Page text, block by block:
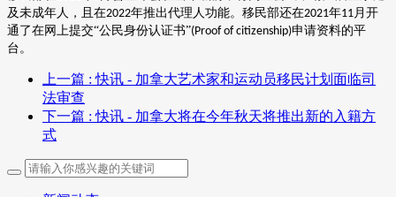
及未成年人，且在2022年推出代理人功能。移民部还在2021年11 月开
通了在网上提交“公民身份认证书”(Proof of citizenship)申请资料的平
台。
上一篇 : 快讯 - 加拿大艺术家和运动员移民计划面临司
法审查
下一篇 : 快讯 - 加拿大将在今年秋天将推出新的入籍方
式